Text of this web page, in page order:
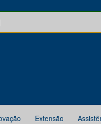
Extensão